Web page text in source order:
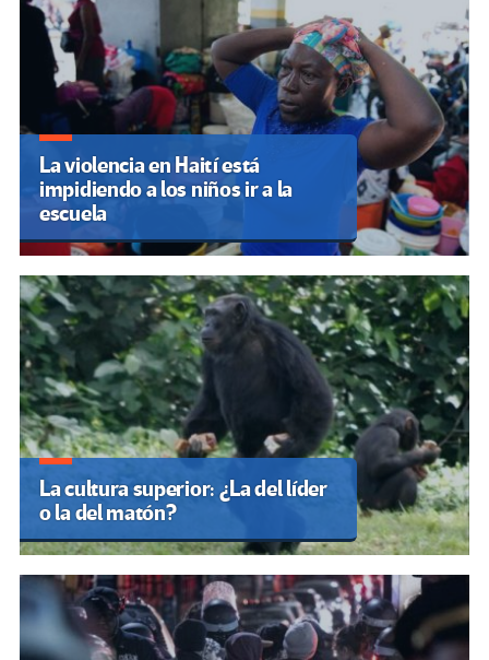
La violencia en Haití está
impidiendo a los niños ir a la
escuela
La cultura superior: ¿La del líder
o la del matón?